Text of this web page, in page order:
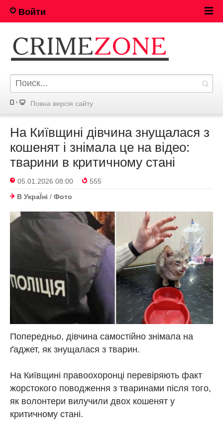
Войти
Повна версія сайту
На Київщині дівчина знущалася з
кошенят і знімала це на відео:
тварини в критичному стані
05.01.2026 08:00
555
В УкраЇнi / Фото
Попередньо, дівчина самостійно знімала на
ґаджет, як знущалася з тварин.
На Київщині правоохоронці перевіряють факт
жорстокого поводження з тваринами після того,
як волонтери вилучили двох кошенят у
критичному стані.